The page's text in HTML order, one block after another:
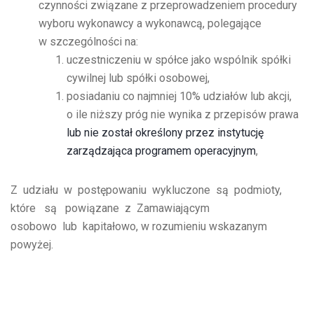
czynności związane z przeprowadzeniem procedury
wyboru wykonawcy a wykonawcą, polegające
w szczególności na:
uczestniczeniu w spółce jako wspólnik spółki
cywilnej lub spółki osobowej,
posiadaniu co najmniej 10% udziałów lub akcji,
o ile niższy próg nie wynika z przepisów prawa
lub nie został określony przez instytucję
zarządzająca programem operacyjnym,
Z udziału w postępowaniu wykluczone są podmioty,
które są powiązane z Zamawiającym
osobowo lub kapitałowo, w rozumieniu wskazanym
powyżej.